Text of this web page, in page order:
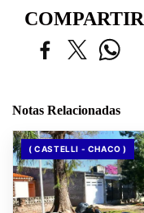
Notas Relacionadas
( CASTELLI - CHACO )